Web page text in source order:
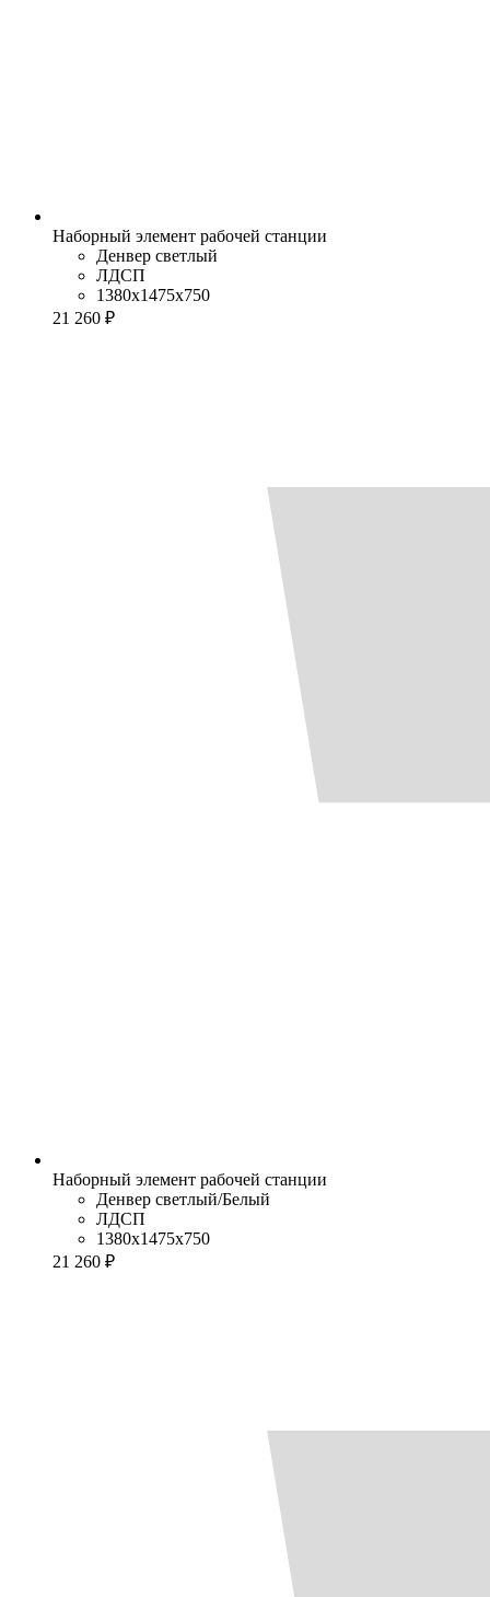
Наборный элемент рабочей станции
Денвер светлый
ЛДСП
1380x1475x750
21 260 ₽
Наборный элемент рабочей станции
Денвер светлый/Белый
ЛДСП
1380x1475x750
21 260 ₽